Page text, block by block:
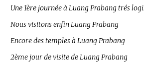
Une 1ère journée à Luang Prabang trés
Nous visitons enfin Luang Prabang
Encore des temples à Luang Prabang
2ème jour de visite de Luang Prabang